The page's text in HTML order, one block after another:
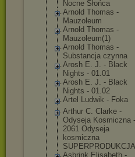
Nocne Słońca
Arnold Thomas -
Mauzoleum
Arnold Thomas -
Mauzoleum(1)
Arnold Thomas -
Substancja czynna
Arosh E. J. - Black
Nights - 01.01
Arosh E. J. - Black
Nights - 01.02
Artel Ludwik - Foka
Arthur C. Clarke -
Odyseja Kosmiczna
2061 Odyseja
kosmiczna
SUPERPRODUKCJA
Asbrink Elisabeth -